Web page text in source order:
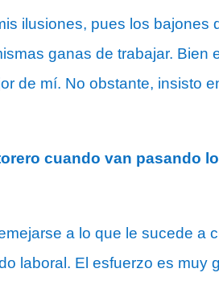
ilusiones, pues los
ganas de trabajar.
de mí. No obstante, insisto
cuando van pasando
a lo que le sucede a
laboral. El esfuerzo es